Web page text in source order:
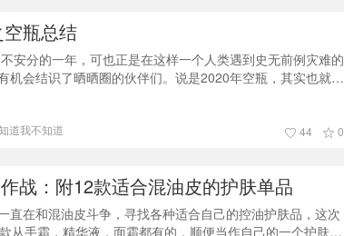
瓶总结
安分的一年，可也正是在这样一个人类遇到史无前例灾难的
机会结识了晒晒圈的伙伴们。说是2020年空瓶，其实也就攒
冬季有过惨痛敏感体验的混油铁皮的报告~ 这一年都在
的机会少之又少，竟然还能出两个空瓶，还要归功于去年开
道我不知道 44 0
战：附12款适合混油皮的护肤单品
直在和混油皮斗争，寻找各种适合自己的控油护肤品，这次
从手霜，精华液，面霜都有的，顺便当作自己的一个护肤记